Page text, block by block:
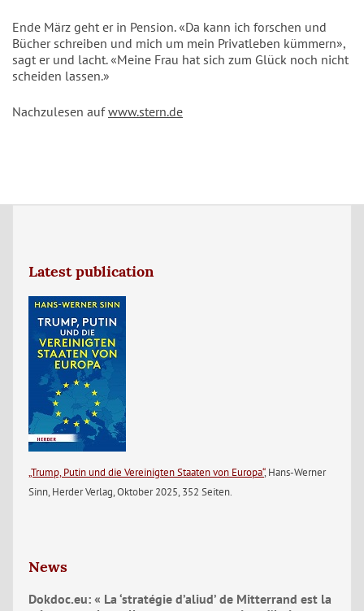
Ende März geht er in Pension. «Da kann ich forschen und
Bücher schreiben und mich um mein Privatleben kümmern»,
sagt er und lacht. «Meine Frau hat sich zum Glück noch nicht
scheiden lassen.»
Nachzulesen aufwww.stern.de
Latest publication
„Trump, Putin und die Vereinigten Staaten von Europa“, Hans-Werner
Sinn, Herder Verlag, Oktober 2025, 352 Seiten.
News
Dokdoc.eu: « La ‘stratégie d’aliud’ de Mitterrand est la